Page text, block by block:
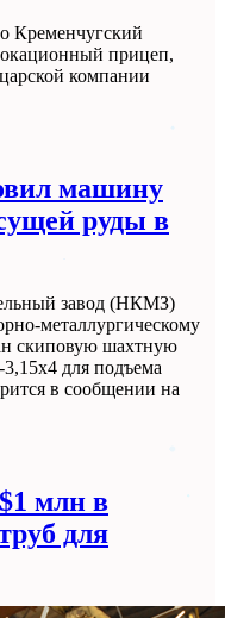
Кременчугский
прицеп,
компании
машину
руды в
завод (НКМЗ)
металлургическому
скиповую шахтную
для подъема
в сообщении на
млн в
для